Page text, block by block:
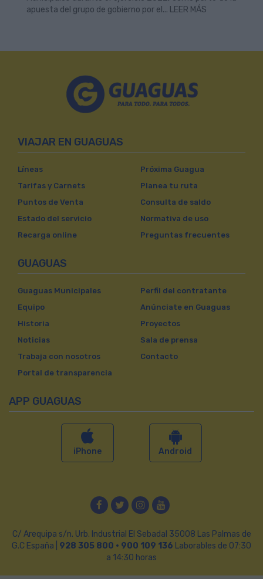
apuesta del grupo de gobierno por el... LEER MÁS
VIAJAR EN GUAGUAS
Líneas
Tarifas y Carnets
Puntos de Venta
Estado del servicio
Recarga online
Próxima Guagua
Planea tu ruta
Consulta de saldo
Normativa de uso
Preguntas frecuentes
GUAGUAS
Guaguas Municipales
Equipo
Historia
Noticias
Trabaja con nosotros
Portal de transparencia
Perfil del contratante
Anúnciate en Guaguas
Proyectos
Sala de prensa
Contacto
APP GUAGUAS
iPhone Android
FacebookTwitterInstagram
YouTube
C/ Arequipa s/n. Urb. Industrial El Sebadal 35008 Las Palmas de
G.C España | 928 305 800 · 900 109 136 Laborables de 07:30
a 14:30 horas